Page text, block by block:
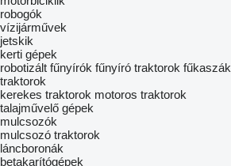
robogók
vízijárművek
jetskik
kerti gépek
robotizált fűnyírók fűnyíró traktorok fűkaszák
traktorok
kerekes traktorok motoros traktorok
talajművelő gépek
mulcsozók
mulcsozó traktorok
láncboronák
betakarítógépek